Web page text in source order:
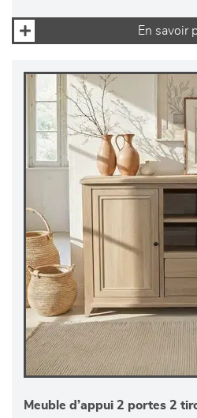
En savoir
Meuble d’appui 2 portes 2